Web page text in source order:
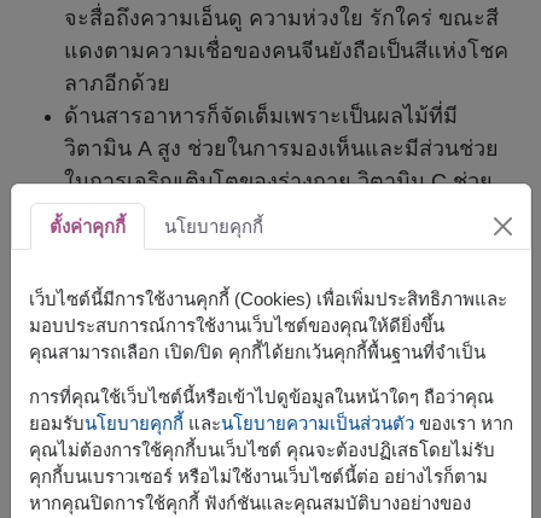
จะสื่อถึงความเอ็นดู ความห่วงใย รักใคร่ ขณะสี
แดงตามความเชื่อของคนจีนยังถือเป็นสีแห่งโชค
ลาภอีกด้วย
ด้านสารอาหารก็จัดเต็มเพราะเป็นผลไม้ที่มี
วิตามิน A สูง ช่วยในการมองเห็นและมีส่วนช่วย
ในการเจริญเติบโตของร่างกาย วิตามิน C ช่วย
ให้หลอดเลือดแข็งแรง มีส่วนช่วยในกระบวนการ
ต่อต้านอนุมูลอิสระ มีแคลเซียมสูง ช่วยใน
ตั้งค่าคุกกี้ นโยบายคุกกี้
เว็บไซต์นี้มีการใช้งานคุกกี้ (Cookies) เพื่อเพิ่มประสิทธิภาพและ
มอบประสบการณ์การใช้งานเว็บไซต์ของคุณให้ดียิ่งขึ้น
คุณสามารถเลือก เปิด/ปิด คุกกี้ได้ยกเว้นคุกกี้พื้นฐานที่จำเป็น
การที่คุณใช้เว็บไซต์นี้หรือเข้าไปดูข้อมูลในหน้าใดๆ ถือว่าคุณ
ยอมรับนโยบายคุกกี้ และนโยบายความเป็นส่วนตัวของเรา หาก
คุณไม่ต้องการใช้คุกกี้บนเว็บไซต์ คุณจะต้องปฏิเสธโดยไม่รับ
คุกกี้บนเบราวเซอร์ หรือไม่ใช้งานเว็บไซต์นี้ต่อ อย่างไรก็ตาม
หากคุณปิดการใช้คุกกี้ ฟังก์ชันและคุณสมบัติบางอย่างของ